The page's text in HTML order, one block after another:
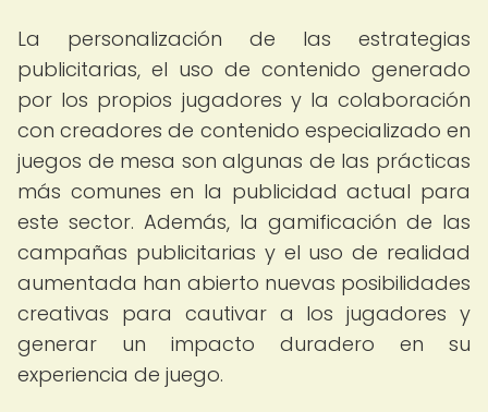
La personalización de las estrategias
publicitarias, el uso de contenido generado
por los propios jugadores y la colaboración
con creadores de contenido especializado en
juegos de mesa son algunas de las prácticas
más comunes en la publicidad actual para
este sector. Además, la gamificación de las
campañas publicitarias y el uso de realidad
aumentada han abierto nuevas posibilidades
creativas para cautivar a los jugadores y
generar un impacto duradero en su
experiencia de juego.